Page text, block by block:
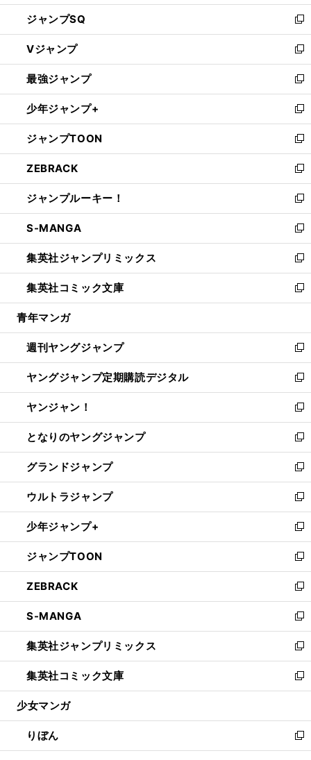
し
い
ウ
ィ
ン
ド
ウ
で
開
く
ジャンプSQ
新
し
い
ウ
ィ
ン
ド
ウ
で
開
く
Vジャンプ
新
し
い
ウ
ィ
ン
ド
ウ
で
開
く
最強ジャンプ
新
し
い
ウ
ィ
ン
ド
ウ
で
開
く
少年ジャンプ+
新
し
い
ウ
ィ
ン
ド
ウ
で
開
く
ジャンプTOON
新
し
い
ウ
ィ
ン
ド
ウ
で
開
く
ZEBRACK
新
し
い
ウ
ィ
ン
ド
ウ
で
開
ジャンプルーキー！
新
し
い
ウ
ィ
ン
ド
ウ
開
く
S-MANGA
新
し
い
ウ
ィ
ン
ウ
で
開
く
集英社ジャンプリミックス
新
し
い
ウ
ン
ド
ウ
で
開
く
集英社コミック文庫
新
し
ウ
ィ
ン
ド
ウ
で
開
く
青年マンガ
週刊ヤングジャンプ
新
し
い
ウ
ィ
ン
ド
ウ
で
開
く
ヤングジャンプ定期購読デジタル
新
し
い
ウ
ィ
ン
ド
ウ
で
開
く
ヤンジャン！
新
し
い
ウ
ィ
ン
ド
ウ
で
開
く
となりのヤングジャンプ
新
し
い
ウ
ィ
ン
ド
ウ
で
開
く
グランドジャンプ
新
し
い
ウ
ィ
ン
ド
ウ
で
開
く
ウルトラジャンプ
新
し
い
ウ
ィ
ン
ド
ウ
で
開
く
少年ジャンプ+
新
し
い
ウ
ィ
ン
ド
ウ
で
開
く
ジャンプTOON
新
し
い
ウ
ィ
ン
ド
ウ
で
開
ZEBRACK
新
し
い
ウ
ィ
ン
ド
ウ
開
く
S-MANGA
新
し
い
ウ
ィ
ン
ウ
で
開
集英社ジャンプリミックス
新
し
い
ウ
ン
ド
ウ
集英社コミック文庫
新
し
ウ
ィ
ン
少女マンガ
りぼん
新
し